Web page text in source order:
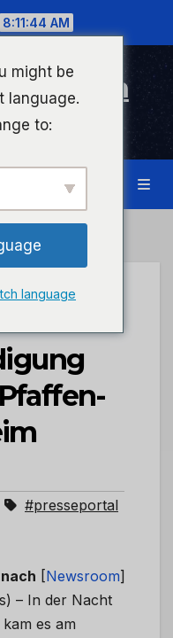
8:11:44 AM
Kreuznach
#presseportal
[Newsroom]
– In der Nacht
es am
might be
language.
to:
language